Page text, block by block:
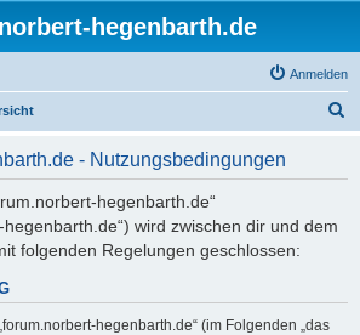
hegenbarth.de
Anmelden
- Nutzungsbedingungen
hegenbarth.de“
wird zwischen dir und dem
folgenden Regelungen geschlossen:
hegenbarth.de“ (im Folgenden „das